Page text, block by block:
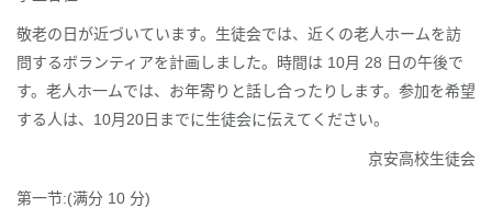
敬老の日が近づいています。生徒会では、近くの老人ホームを訪
問するボランティアを計画しました。時間は 10月 28 日の午後で
す。老人ホ一ムでは、お年寄りと話し合ったりします。参加を希望
する人は、10月20日までに生徒会に伝えてください。
京安高校生徒会
第一节:(满分 10 分)